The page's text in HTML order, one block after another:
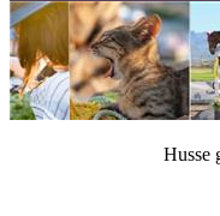
Husse